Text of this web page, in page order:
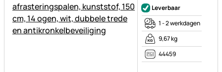
Leverbaar
1 - 2 werkdagen
9,67 kg
44459